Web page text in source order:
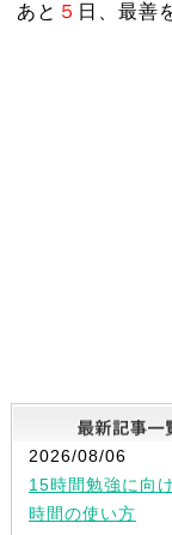
あと ５ 日、最善
2026/08/06
15時間勉強に向
時間の使い方